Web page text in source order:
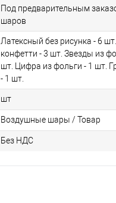
Под предварительным
шаров
Латексный без рисунка - 6
конфетти - 3 шт. Звезды из
шт. Цифра из фольги - 1 шт.
- 1 шт.
шт
Воздушные шары / Товар
Без НДС